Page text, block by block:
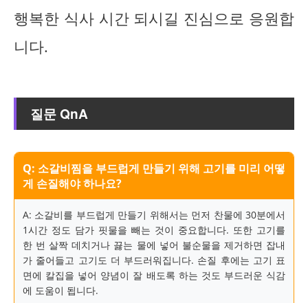
행복한 식사 시간 되시길 진심으로 응원합
니다.
질문 QnA
Q: 소갈비찜을 부드럽게 만들기 위해 고기를 미리 어떻
게 손질해야 하나요?
A: 소갈비를 부드럽게 만들기 위해서는 먼저 찬물에 30분에서
1시간 정도 담가 핏물을 빼는 것이 중요합니다. 또한 고기를
한 번 살짝 데치거나 끓는 물에 넣어 불순물을 제거하면 잡내
가 줄어들고 고기도 더 부드러워집니다. 손질 후에는 고기 표
면에 칼집을 넣어 양념이 잘 배도록 하는 것도 부드러운 식감
에 도움이 됩니다.